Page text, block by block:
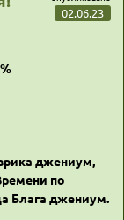
02.06.23
джениум,
по
Блага джениум.